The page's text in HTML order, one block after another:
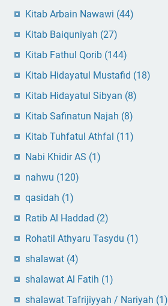
Kitab Arbain Nawawi (44)
Kitab Baiquniyah (27)
Kitab Fathul Qorib (144)
Kitab Hidayatul Mustafid (18)
Kitab Hidayatul Sibyan (8)
Kitab Safinatun Najah (8)
Kitab Tuhfatul Athfal (11)
Nabi Khidir AS (1)
nahwu (120)
qasidah (1)
Ratib Al Haddad (2)
Rohatil Athyaru Tasydu (1)
shalawat (4)
shalawat Al Fatih (1)
shalawat Tafrijiyyah / Nariyah (1)